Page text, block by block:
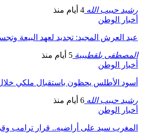
رشيد حبيب الله 4 أيام منذ
أخبار الوطن
عيد العرش المجيد: تجديد لعهد البيعة
المصطفى بلقطيبية 5 أيام منذ
أخبار الوطن
أسود الأطلس يحظون باستقبال ملكي
رشيد حبيب الله 6 أيام منذ
أخبار الوطن
المغرب سيد على أراضيه.. قرار ترامب وقرار